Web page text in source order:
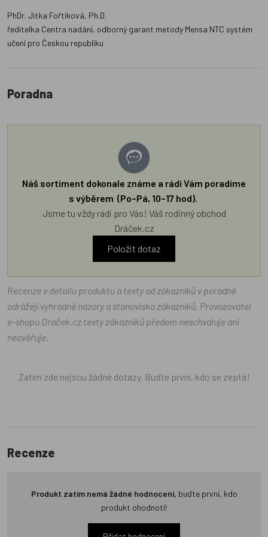
PhDr. Jitka Fořtíková, Ph.D.
ředitelka Centra nadání, odborný garant metody Mensa NTC systém
učení pro Českou republiku
Poradna
Náš sortiment dokonale známe a rádi Vám poradíme
s výběrem (Po–Pá, 10–17 hod).
Jsme tu vždy rádi pro Vás! Váš rodinný obchod
Dráček.cz
Položit dotaz
Recenze v detailu produktu a texty od zákazníků v poradně
odrážejí výhradně názory a stanoviska zákazníků. Provozovatel
e-shopu Dráček.cz texty zákazníků předem neschvaluje ani
neověřuje.
Zatím zde nejsou žádné dotazy. Buďte první, kdo se zeptá!
Recenze
Produkt zatím nemá žádné hodnocení, buďte první, kdo
produkt ohodnotí!